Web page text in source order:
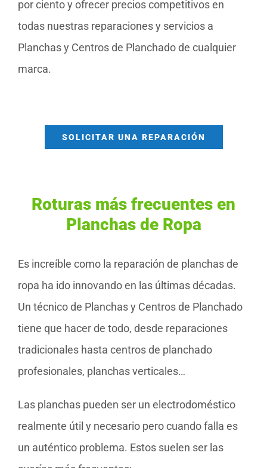
por ciento y ofrecer precios competitivos en
todas nuestras reparaciones y servicios a
Planchas y Centros de Planchado de cualquier
marca.
SOLICITAR UNA REPARACIÓN
Roturas más frecuentes en
Planchas de Ropa
Es increíble como la reparación de planchas de
ropa ha ido innovando en las últimas décadas.
Un técnico de Planchas y Centros de Planchado
tiene que hacer de todo, desde reparaciones
tradicionales hasta centros de planchado
profesionales, planchas verticales…
Las planchas pueden ser un electrodoméstico
realmente útil y necesario pero cuando falla es
un auténtico problema. Estos suelen ser las